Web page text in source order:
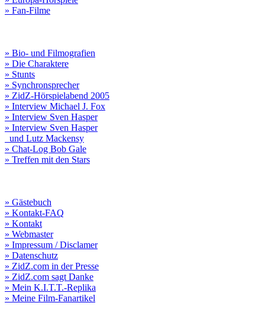
» Fan-Filme
» Bio- und Filmografien
» Die Charaktere
» Stunts
» Synchronsprecher
» ZidZ-Hörspielabend 2005
» Interview Michael J. Fox
» Interview Sven Hasper
» Interview Sven Hasper
und Lutz Mackensy
» Chat-Log Bob Gale
» Treffen mit den Stars
» Gästebuch
» Kontakt-FAQ
» Kontakt
» Webmaster
» Impressum / Disclamer
» Datenschutz
» ZidZ.com in der Presse
» ZidZ.com sagt Danke
» Mein K.I.T.T.-Replika
» Meine Film-Fanartikel